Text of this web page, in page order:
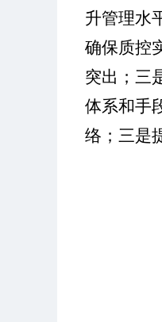
升管理水
确保质控
突出；三
体系和手
络；三是